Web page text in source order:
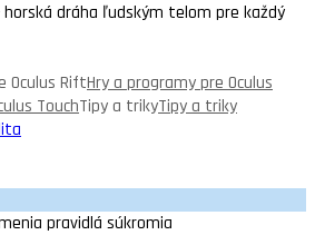
horská dráha ľudským telom pre každý
Oculus RiftHry a programy pre Oculus
TouchTipy a trikyTipy a triky